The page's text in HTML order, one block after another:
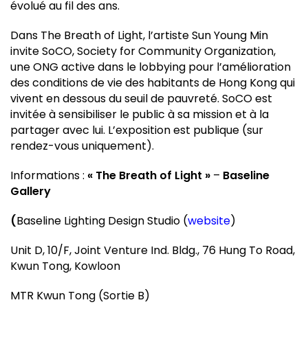
évolué au fil des ans.
Dans The Breath of Light, l’artiste Sun Young Min
invite SoCO, Society for Community Organization,
une ONG active dans le lobbying pour l’amélioration
des conditions de vie des habitants de Hong Kong qui
vivent en dessous du seuil de pauvreté. SoCO est
invitée à sensibiliser le public à sa mission et à la
partager avec lui. L’exposition est publique (sur
rendez-vous uniquement).
Informations : « The Breath of Light » – Baseline
Gallery
(Baseline Lighting Design Studio (website)
Unit D, 10/F, Joint Venture Ind. Bldg., 76 Hung To Road,
Kwun Tong, Kowloon
MTR Kwun Tong (Sortie B)